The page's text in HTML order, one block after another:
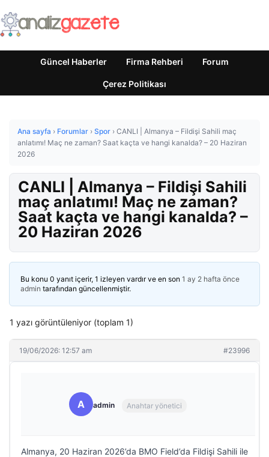
Güncel Haberler Firma Rehberi Forum
Çerez Politikası
Ana sayfa › Forumlar › Spor › CANLI | Almanya – Fildişi Sahili maç
anlatımı! Maç ne zaman? Saat kaçta ve hangi kanalda? – 20 Haziran
2026
CANLI | Almanya – Fildişi Sahili
maç anlatımı! Maç ne zaman?
Saat kaçta ve hangi kanalda? –
20 Haziran 2026
Bu konu 0 yanıt içerir, 1 izleyen vardır ve en son 1 ay 2 hafta önce
admin tarafından güncellenmiştir.
1 yazı görüntüleniyor (toplam 1)
19/06/2026: 12:57 am #23996
A admin Anahtar yönetici
Almanya, 20 Haziran 2026’da BMO Field’da Fildişi Sahili ile